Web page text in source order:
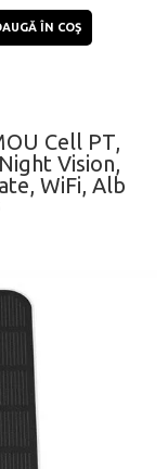
ÎN COŞ
Cell PT,
Vision,
WiFi, Alb